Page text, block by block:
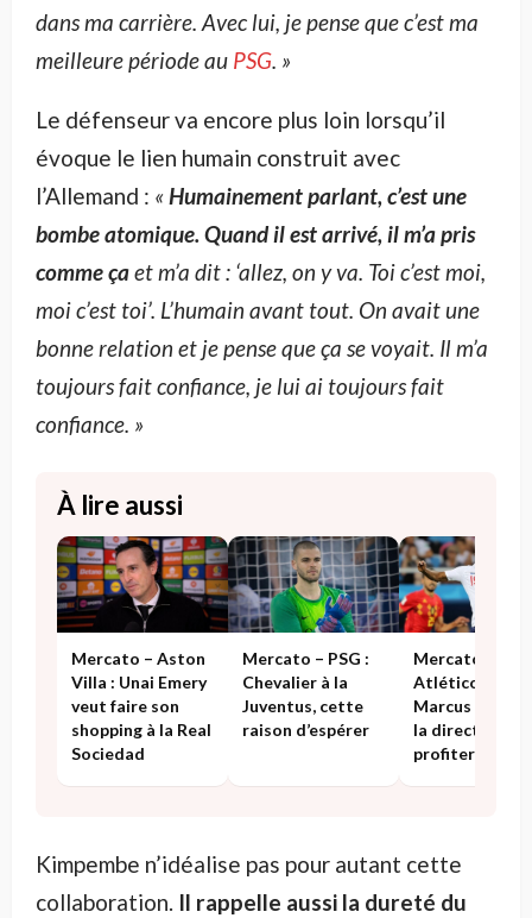
dans ma carrière. Avec lui, je pense que c’est ma
meilleure période au PSG. »
Le défenseur va encore plus loin lorsqu’il
évoque le lien humain construit avec
l’Allemand : «Humainement parlant, c’est une
bombe atomique. Quand il est arrivé, il m’a pris
comme çaet m’a dit : ‘allez, on y va. Toi c’est moi,
moi c’est toi’. L’humain avant tout. On avait une
bonne relation et je pense que ça se voyait. Il m’a
toujours fait confiance, je lui ai toujours fait
confiance. »
À lire aussi
Mercato – Aston
Villa : Unai Emery
veut faire son
shopping à la Real
Sociedad
Mercato – PSG :
Chevalier à la
Juventus, cette
raison d’espérer
Mercato –
Atlético
Marcus
la direction
profiter du
Kimpembe n’idéalise pas pour autant cette
collaboration. Il rappelle aussi la dureté du